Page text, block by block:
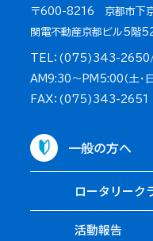
〒600-8216 京都市下
関電不動産京都ビル5階
TEL：(075)343-
AM9:30～PM5:00（土・日
FAX：(075)343-2651
一般の方へ
ロータリーク
活動報告